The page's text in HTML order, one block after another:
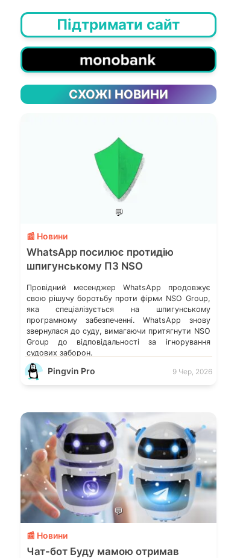
Підтримати сайт
СХОЖІ НОВИНИ
💬
📰 Новини
WhatsApp посилює протидію
шпигунському ПЗ NSO
Провідний месенджер WhatsApp продовжує
свою рішучу боротьбу проти фірми NSO Group,
яка спеціалізується на шпигунському
програмному забезпеченні. WhatsApp знову
звернулася до суду, вимагаючи притягнути NSO
Group до відповідальності за ігнорування
судових заборон.
Pingvin Pro 9 Чер, 2026
💬
📰 Новини
Чат-бот Буду мамою отримав